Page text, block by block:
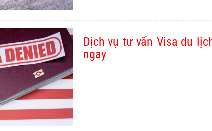
Dịch vụ tư vấn Visa du
ngay